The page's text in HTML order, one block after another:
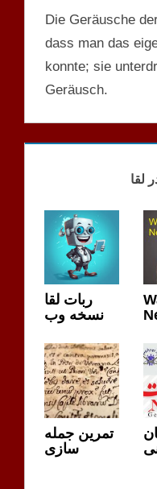
Die Geräusche
dass man das
konnte; sie
Geräusch.
لقا
ربات لقا
نسخه وب
تمرین جمله
سازی